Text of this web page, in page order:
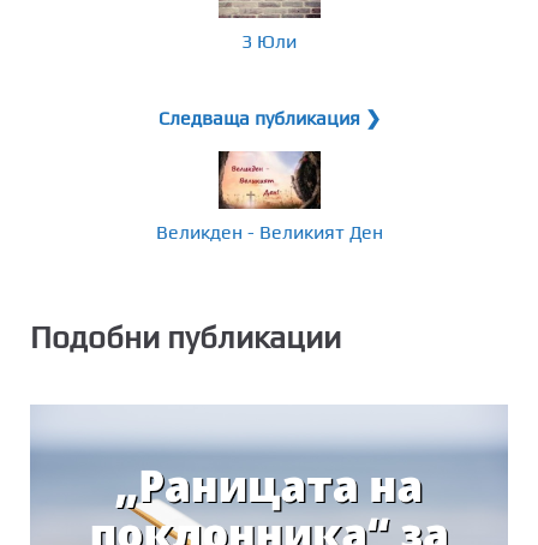
3 Юли
Следваща публикация ❯
Великден - Великият Ден
Подобни публикации